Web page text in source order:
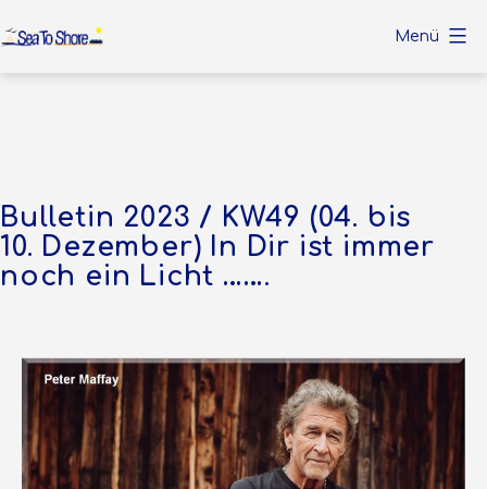
Inhalt
Menü
Bulletin 2023 / KW49 (04. bis
10. Dezember) In Dir ist immer
noch ein Licht …….